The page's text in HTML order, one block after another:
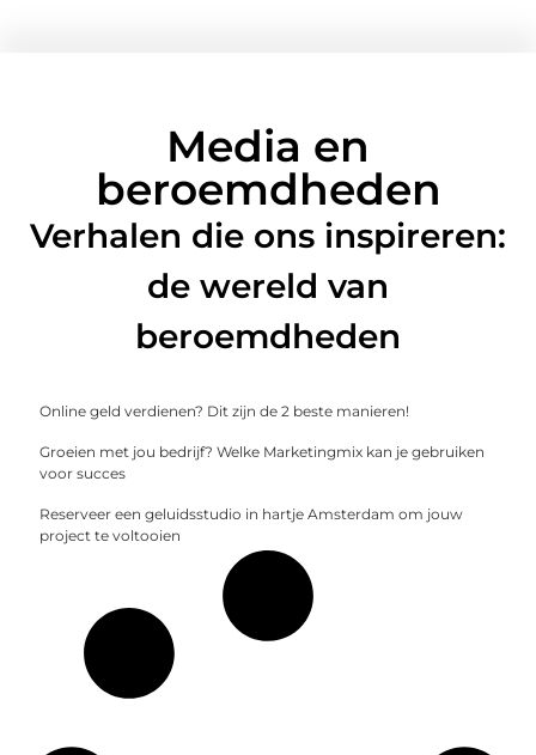
Media en
beroemdheden
Verhalen die ons inspireren:
de wereld van
beroemdheden
Online geld verdienen? Dit zijn de 2 beste manieren!
Groeien met jou bedrijf? Welke Marketingmix kan je gebruiken
voor succes
Reserveer een geluidsstudio in hartje Amsterdam om jouw
project te voltooien